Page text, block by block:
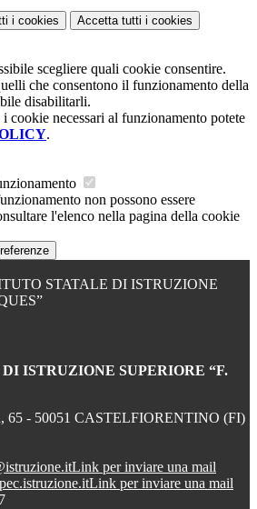
i cookies Accetta tutti i cookies
scegliere quali cookie consentire.
che consentono il funzionamento della
disabilitarli.
cookie necessari al funzionamento potete
.
non possono essere
l'elenco nella pagina della cookie
STATALE DI ISTRUZIONE
ISTRUZIONE SUPERIORE “F.
65 - 50051 CASTELFIORENTINO (FI)
Link per inviare una mail
Link per inviare una mail